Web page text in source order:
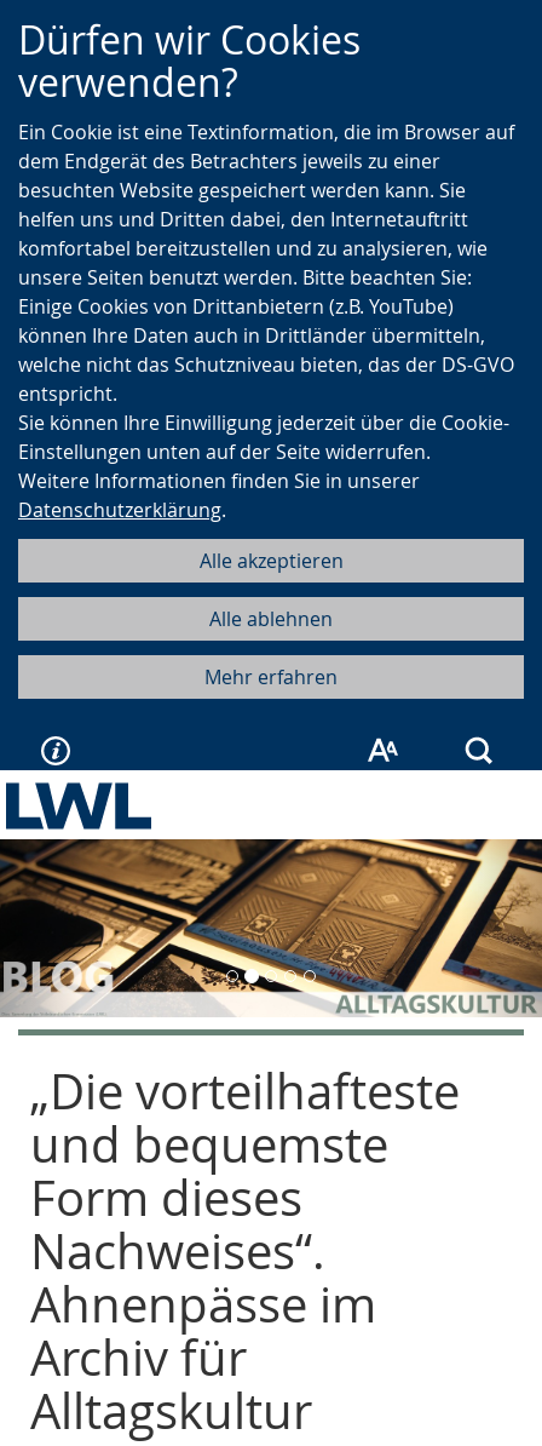
Zur
Hauptnavigation
Zur
Seitennavigation
Zum
Inhalt
Dürfen wir Cookies
verwenden?
Ein Cookie ist eine Textinformation, die im Browser auf
dem Endgerät des Betrachters jeweils zu einer
besuchten Website gespeichert werden kann. Sie
helfen uns und Dritten dabei, den Internetauftritt
komfortabel bereitzustellen und zu analysieren, wie
unsere Seiten benutzt werden. Bitte beachten Sie:
Einige Cookies von Drittanbietern (z.B. YouTube)
können Ihre Daten auch in Drittländer übermitteln,
welche nicht das Schutzniveau bieten, das der DS-GVO
entspricht.
Sie können Ihre Einwilligung jederzeit über die Cookie-
Einstellungen unten auf der Seite widerrufen.
Weitere Informationen finden Sie in unserer
Datenschutzerklärung.
Alle akzeptieren
Alle ablehnen
Mehr erfahren
Vorherige
„Die vorteilhafteste
und bequemste
Form dieses
Nachweises“.
Ahnenpässe im
Archiv für
Alltagskultur